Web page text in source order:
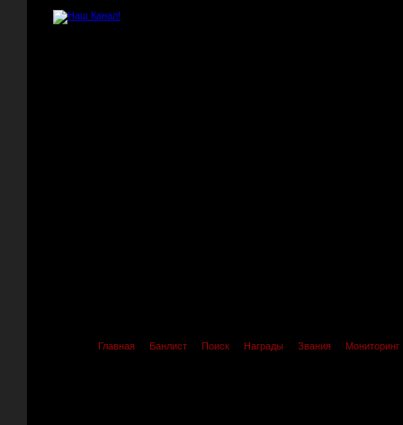
Главная Банлист Поиск Награды Звания Мониторинг